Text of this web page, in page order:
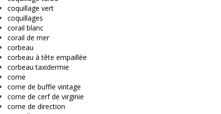
coquillage vert
coquillages
corail blanc
corail de mer
corbeau
corbeau à tête empaillée
corbeau taxidermie
corne
corne de buffle vintage
corne de cerf de virginie
corne de direction